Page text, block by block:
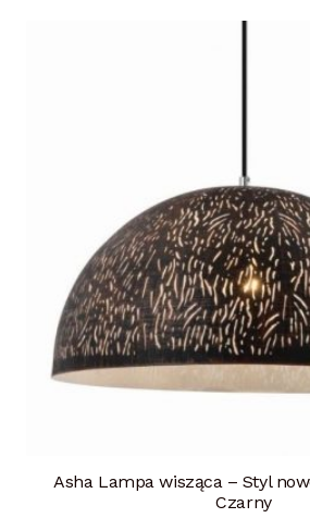
Asha Lampa wisząca – Styl
Czarny